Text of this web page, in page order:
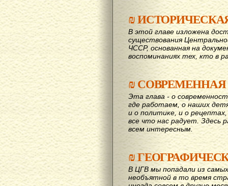
₪
В этой главе изложена
существования
ЧССР, основанная на
воспоминаниях тех, кто в
₪СОВРЕМЕННАЯ
Эта глава - о
где работаем, о наших
и о политике, и о
все что нас радует. Здесь
всем интересным.
₪
В ЦГВ мы попадали из
необъятной в то время